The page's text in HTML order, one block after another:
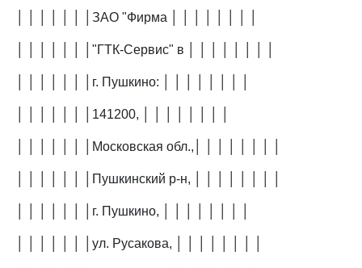
│ │ │ │ │ │ │ЗАО "Фирма │ │ │ │ │ │ │ │
│ │ │ │ │ │ │"ГТК-Сервис" в │ │ │ │ │ │ │ │
│ │ │ │ │ │ │г. Пушкино: │ │ │ │ │ │ │ │
│ │ │ │ │ │ │141200, │ │ │ │ │ │ │ │
│ │ │ │ │ │ │Московская обл.,│ │ │ │ │ │ │ │
│ │ │ │ │ │ │Пушкинский р-н, │ │ │ │ │ │ │ │
│ │ │ │ │ │ │г. Пушкино, │ │ │ │ │ │ │ │
│ │ │ │ │ │ │ул. Русакова, │ │ │ │ │ │ │ │